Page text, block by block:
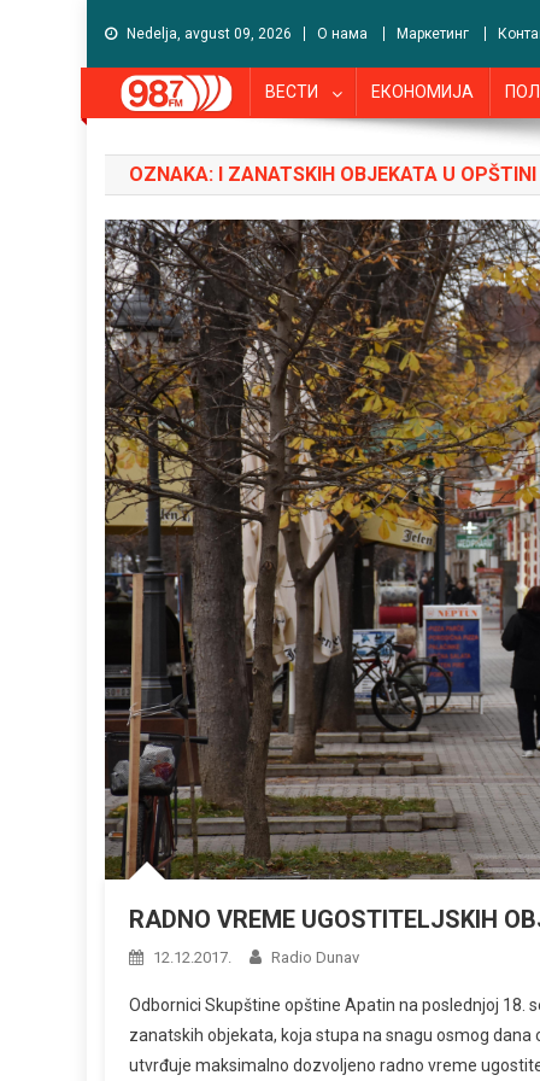
Nedelja, avgust 09, 2026 О нама Маркетинг
ВЕСТИ ЕКОНОМИЈА
OZNAKA: I ZANATSKIH OBJEKATA U OPŠTINI
RADNO VREME UGOSTITELJSKIH
12.12.2017. Radio Dunav
Odbornici Skupštine opštine Apatin na poslednjoj 18.
zanatskih objekata, koja stupa na snagu osmog
utvrđuje maksimalno dozvoljeno radno vreme